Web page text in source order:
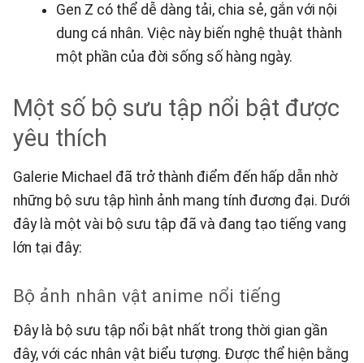
Gen Z có thể dễ dàng tải, chia sẻ, gắn với nội
dung cá nhân. Việc này biến nghệ thuật thành
một phần của đời sống số hàng ngày.
Một số bộ sưu tập nổi bật được
yêu thích
Galerie Michael đã trở thành điểm đến hấp dẫn nhờ
những bộ sưu tập hình ảnh mang tính đương đại. Dưới
đây là một vài bộ sưu tập đã và đang tạo tiếng vang
lớn tại đây:
Bộ ảnh nhân vật anime nổi tiếng
Đây là bộ sưu tập nổi bật nhất trong thời gian gần
đây, với các nhân vật biểu tượng. Được thể hiện bằng